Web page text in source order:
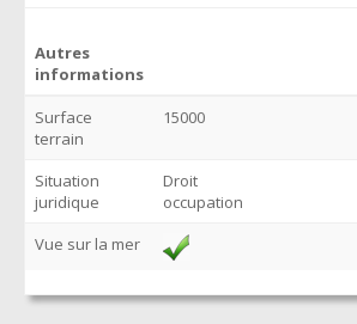
Autres
informations
Surface
terrain
15000
Situation
juridique
Droit
occupation
Vue sur la mer